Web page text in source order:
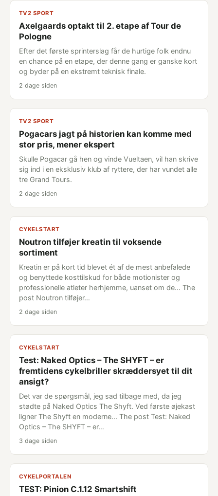
TV2 SPORT
Axelgaards optakt til 2. etape af Tour de
Pologne
Efter det første sprinterslag får de hurtige folk endnu
en chance på en etape, der denne gang er ganske kort
og byder på en ekstremt teknisk finale.
2 dage siden
TV2 SPORT
Pogacars jagt på historien kan komme med
stor pris, mener ekspert
Skulle Pogacar gå hen og vinde Vueltaen, vil han skrive
sig ind i en eksklusiv klub af ryttere, der har vundet alle
tre Grand Tours.
2 dage siden
CYKELSTART
Noutron tilføjer kreatin til voksende
sortiment
Kreatin er på kort tid blevet ét af de mest anbefalede
og benyttede kosttilskud for både motionister og
professionelle atleter herhjemme, uanset om de... The
post Noutron tilføjer…
2 dage siden
CYKELSTART
Test: Naked Optics – The SHYFT – er
fremtidens cykelbriller skræddersyet til dit
ansigt?
Det var de spørgsmål, jeg sad tilbage med, da jeg
stødte på Naked Optics The Shyft. Ved første øjekast
ligner The Shyft en moderne... The post Test: Naked
Optics – The SHYFT – er…
3 dage siden
CYKELPORTALEN
TEST: Pinion C.1.12 Smartshift